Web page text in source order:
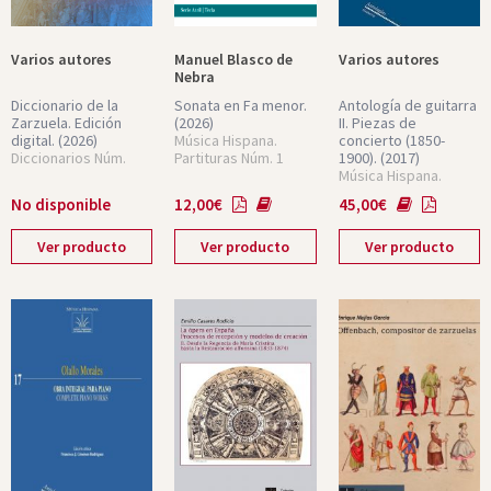
Varios autores
Diccionario de la
Zarzuela. Edición
digital. (2026)
Diccionarios Núm.
No disponible
Ver producto
Manuel Blasco de
Nebra
Sonata en Fa menor.
(2026)
Música Hispana.
Partituras Núm. 1
12,00€
Ver producto
Varios autores
Antología de guitarra
II. Piezas de
concierto (1850-
1900). (2017)
Música Hispana.
Partituras Núm. 16
45,00€
Ver producto